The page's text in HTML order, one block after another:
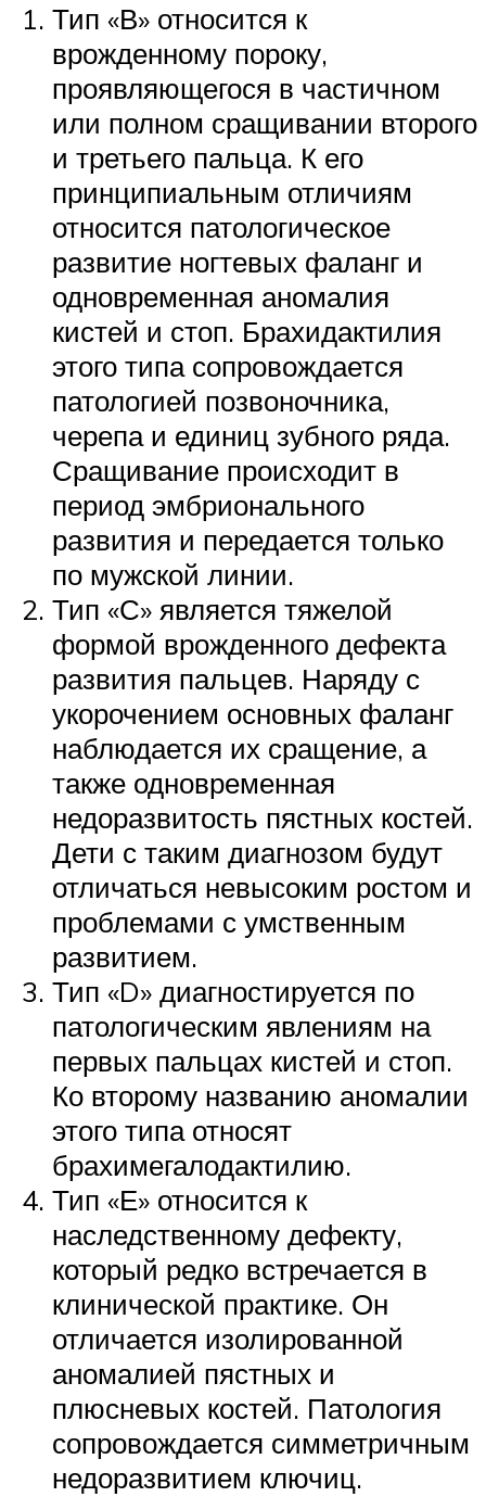
Тип «В» относится к
врожденному пороку,
проявляющегося в частичном
или полном сращивании второго
и третьего пальца. К его
принципиальным отличиям
относится патологическое
развитие ногтевых фаланг и
одновременная аномалия
кистей и стоп. Брахидактилия
этого типа сопровождается
патологией позвоночника,
черепа и единиц зубного ряда.
Сращивание происходит в
период эмбрионального
развития и передается только
по мужской линии.
Тип «С» является тяжелой
формой врожденного дефекта
развития пальцев. Наряду с
укорочением основных фаланг
наблюдается их сращение, а
также одновременная
недоразвитость пястных костей.
Дети с таким диагнозом будут
отличаться невысоким ростом и
проблемами с умственным
развитием.
Тип «D» диагностируется по
патологическим явлениям на
первых пальцах кистей и стоп.
Ко второму названию аномалии
этого типа относят
брахимегалодактилию.
Тип «Е» относится к
наследственному дефекту,
который редко встречается в
клинической практике. Он
отличается изолированной
аномалией пястных и
плюсневых костей. Патология
сопровождается симметричным
недоразвитием ключиц.